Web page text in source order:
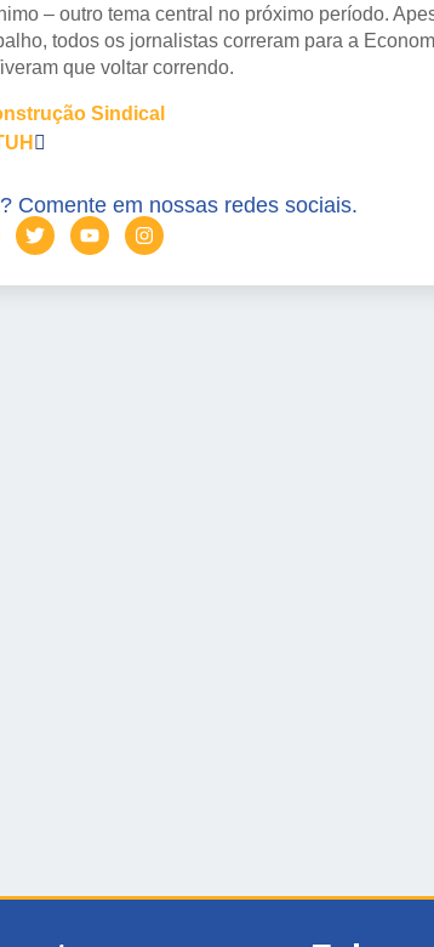
– outro tema central no próximo período.
todos os jornalistas correram para a
que voltar correndo.
Sindical
Comente em nossas redes sociais.